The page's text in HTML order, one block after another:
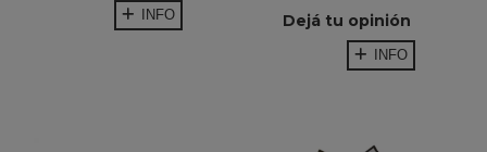
INFO Dejá tu opinión
INFO